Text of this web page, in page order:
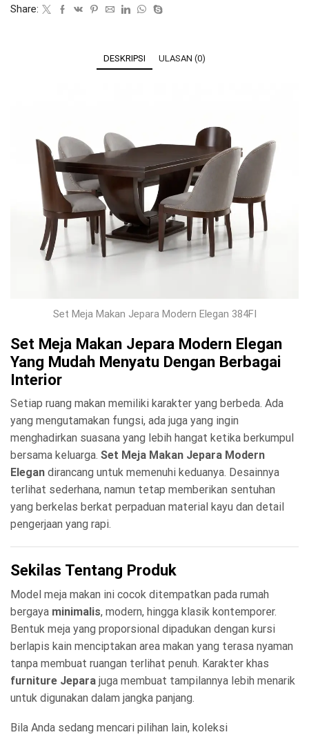
Share:
DESKRIPSI ULASAN (0)
Set Meja Makan Jepara Modern Elegan 384FI
Set Meja Makan Jepara Modern Elegan
Yang Mudah Menyatu Dengan Berbagai
Interior
Setiap ruang makan memiliki karakter yang berbeda. Ada
yang mengutamakan fungsi, ada juga yang ingin
menghadirkan suasana yang lebih hangat ketika berkumpul
bersama keluarga. Set Meja Makan Jepara Modern
Elegan dirancang untuk memenuhi keduanya. Desainnya
terlihat sederhana, namun tetap memberikan sentuhan
yang berkelas berkat perpaduan material kayu dan detail
pengerjaan yang rapi.
Sekilas Tentang Produk
Model meja makan ini cocok ditempatkan pada rumah
bergaya minimalis, modern, hingga klasik kontemporer.
Bentuk meja yang proporsional dipadukan dengan kursi
berlapis kain menciptakan area makan yang terasa nyaman
tanpa membuat ruangan terlihat penuh. Karakter khas
furniture Jepara juga membuat tampilannya lebih menarik
untuk digunakan dalam jangka panjang.
Bila Anda sedang mencari pilihan lain, koleksi